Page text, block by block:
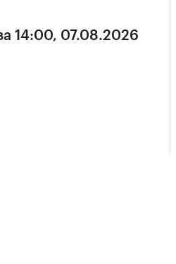
14:00, 07.08.2026